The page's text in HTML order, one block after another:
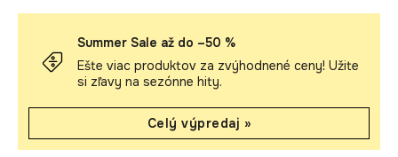
Summer Sale až do –50 %
Ešte viac produktov za zvýhodnené ceny! Užite
si zľavy na sezónne hity.
Celý výpredaj »